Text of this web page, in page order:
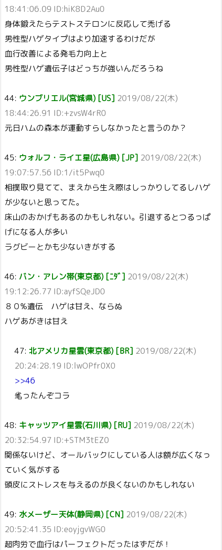
18:41:06.09 ID:hiK8D2Au0
身体鍛えたらテストステロンに反応して禿げる
男性型ハゲタイプはより加速するわけだが
血行改善による発毛力向上と
男性型ハゲ遺伝子はどっちが強いんだろうね
44: ウンブリエル(宮城県) [US] 2019/08/22(木)
18:44:26.91 ID:+zvsW4rR0
元日ハムの森本が運動すらしなかったと言うのか？
45: ウォルフ・ライエ星(広島県) [JP] 2019/08/22(木)
19:07:57.56 ID:1/it5Pwq0
相撲取り見てて、まえから生え際はしっかりしてるしハゲ
が少ないと思ってた。
床山のおかげもあるのかもしれない。引退するとつるっぱ
げになる人が多い
ラグビーとかも少ないきがする
46: バン・アレン帯(東京都) [ﾆﾀﾞ] 2019/08/22(木)
19:12:26.77 ID:ayfSQeJD0
８０%遺伝 ハゲは甘え、ならぬ
ハゲあがきは甘え
47: 北アメリカ星雲(東京都) [BR] 2019/08/22(木)
20:24:28.19 ID:lwOPfr0X0
>>46
毟ったんぞコラ
48: キャッツアイ星雲(石川県) [RU] 2019/08/22(木)
20:32:54.97 ID:+STM3tEZ0
関係ないけど、オールバックにしている人は額が広くなっ
ていく気がする
頭皮にストレスを与えるのが良くないのかもしれない
49: 水メーザー天体(静岡県) [CN] 2019/08/22(木)
20:52:41.35 ID:eoyjgvWG0
超肉労で血行はパーフェクトだったはずだが！